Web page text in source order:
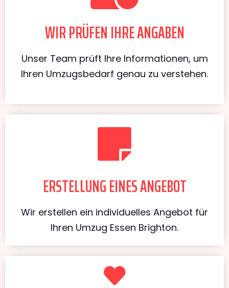
WIR PRÜFEN IHRE ANGABEN
Unser Team prüft Ihre Informationen, um
Ihren Umzugsbedarf genau zu verstehen.
ERSTELLUNG EINES ANGEBOT
Wir erstellen ein individuelles Angebot für
Ihren Umzug Essen Brighton.